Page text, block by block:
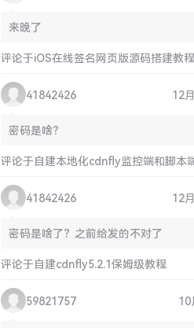
来晚了
评论于iOS在线签名网页版源码搭建教程
41842426 12
密码是啥？
评论于自建本地化cdnfly监控端和脚本
41842426 12
密码是啥了？之前给发的不对了
评论于自建cdnfly5.2.1保姆级教程
59821757 10